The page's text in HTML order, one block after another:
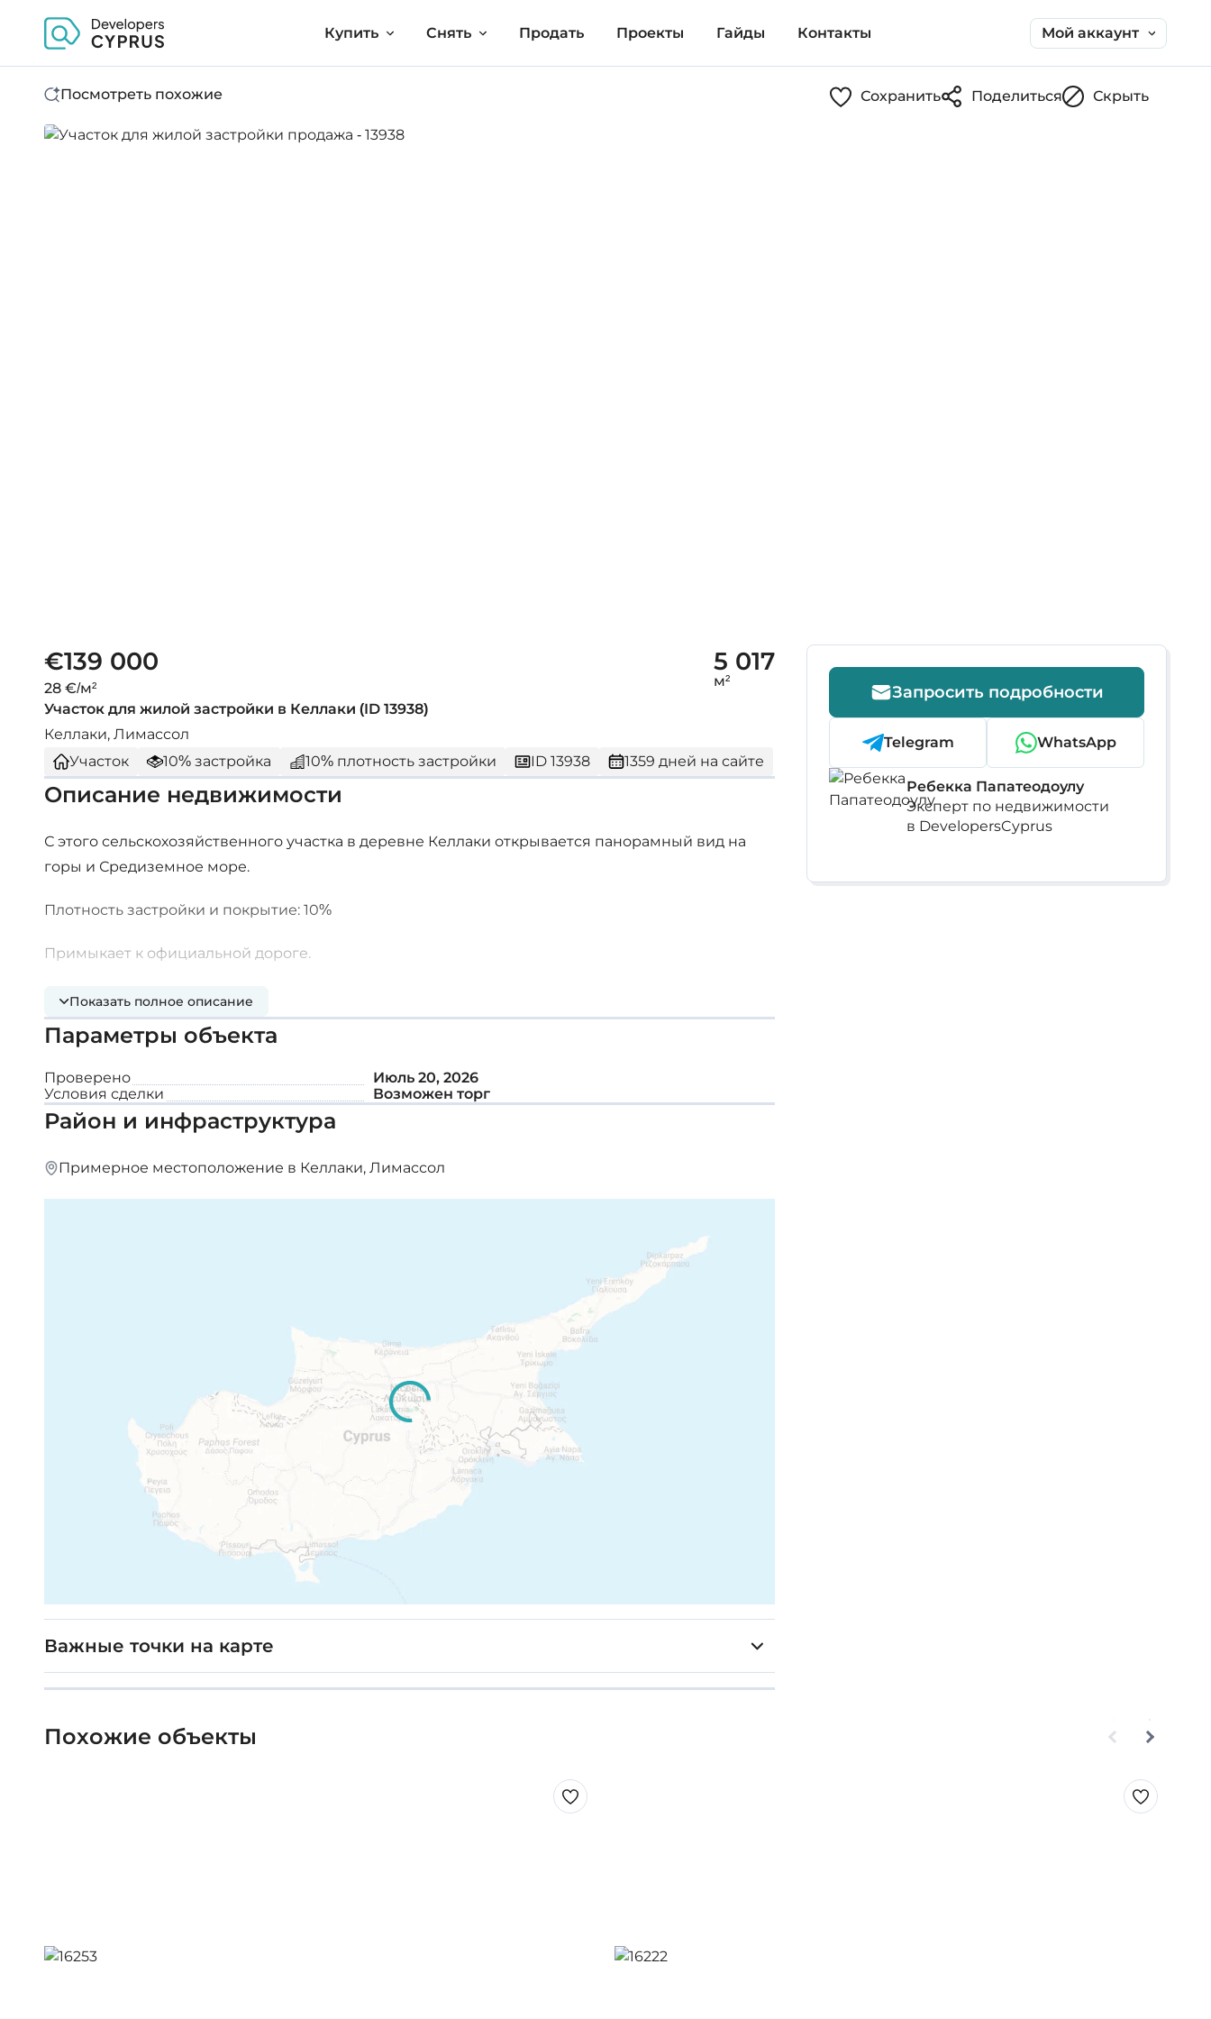
Купить Снять Продать Проекты Гайды Контакты Мой аккаунт
Посмотреть похожие Сохранить Поделиться Скрыть
€139 000
28 €/м²
5 017
м²
Участок для жилой застройки в Келлаки (ID 13938)
Келлаки, Лимассол
Участок
10% застройка 10% плотность застройки ID 13938 1359 дней на сайте
Описание недвижимости
С этого сельскохозяйственного участка в деревне Келлаки открывается панорамный вид на
горы и Средиземное море.
Плотность застройки и покрытие: 10%
Примыкает к официальной дороге.
Хороший рельеф с большими соснами.
Площадь участка: 5 017 м²
Показать полное описание
Параметры объекта
Проверено
Июль 20, 2026
Условия сделки
Возможен торг
Район и инфраструктура
Примерное местоположение в Келлаки, Лимассол
Важные точки на карте
Запросить подробности
Telegram WhatsApp
Ребекка Папатеодоулу
Эксперт по недвижимости
в DevelopersCyprus
Похожие объекты